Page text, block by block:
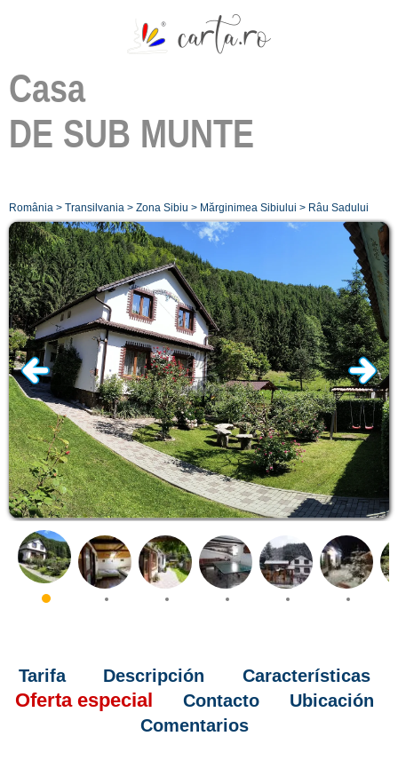
Casa
DE SUB MUNTE
România > Transilvania > Zona Sibiu > Mărginimea Sibiului > Râu Sadului
Tarifa Descripción Características
Oferta especial Contacto
Ubicación
Comentarios